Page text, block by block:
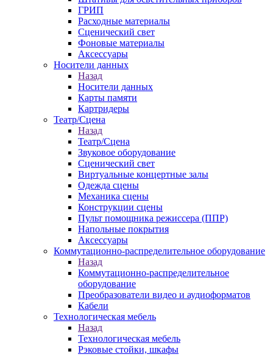
ГРИП
Расходные материалы
Сценический свет
Фоновые материалы
Аксессуары
Носители данных
Назад
Носители данных
Карты памяти
Картридеры
Театр/Сцена
Назад
Театр/Сцена
Звуковое оборудование
Сценический свет
Виртуальные концертные залы
Одежда сцены
Механика сцены
Конструкции сцены
Пульт помощника режиссера (ППР)
Напольные покрытия
Аксессуары
Коммутационно-распределительное оборудование
Назад
Коммутационно-распределительное
оборудование
Преобразователи видео и аудиоформатов
Кабели
Технологическая мебель
Назад
Технологическая мебель
Рэковые стойки, шкафы